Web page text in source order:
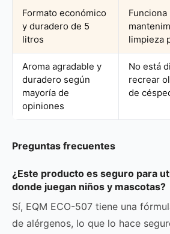
Formato económico
y duradero de 5
litros
limpieza
Aroma agradable y
duradero según
mayoría de
opiniones
No está
recrear
de
Preguntas frecuentes
¿Este producto es seguro para
donde juegan niños y mascotas?
Sí, EQM ECO-507 tiene una
de alérgenos, lo que lo hace